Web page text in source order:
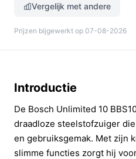
Vergelijk met andere
Prijzen bijgewerkt op 07-08-2026
Introductie
De Bosch Unlimited 10
draadloze steelstofzuiger
en gebruiksgemak. Met zijn
slimme functies zorgt hij